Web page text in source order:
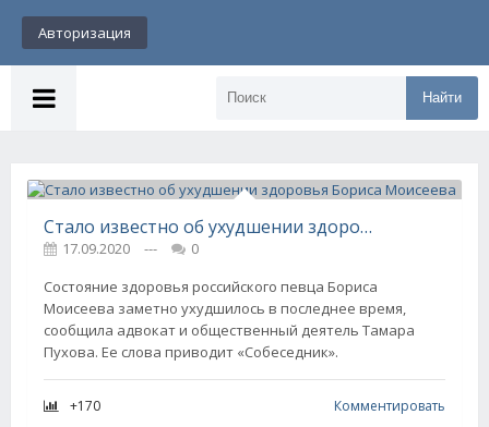
Авторизация
Найти
Стало известно об ухудшении здоровья Бориса Моисеева
17.09.2020 ---
0
Состояние здоровья российского певца Бориса
Моисеева заметно ухудшилось в последнее время,
сообщила адвокат и общественный деятель Тамара
Пухова. Ее слова приводит «Собеседник».
+170 Комментировать